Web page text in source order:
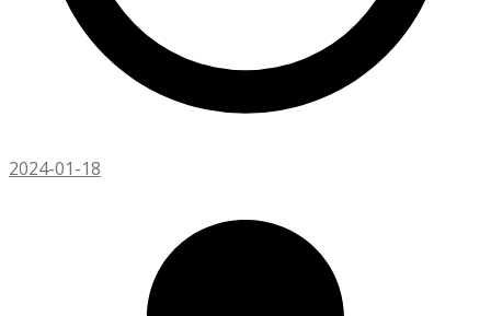
2024-01-18